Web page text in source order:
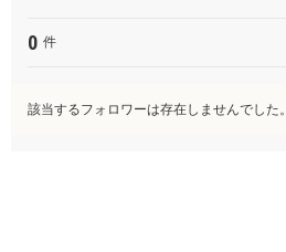
0 件
該当するフォロワーは存在しませんでした。